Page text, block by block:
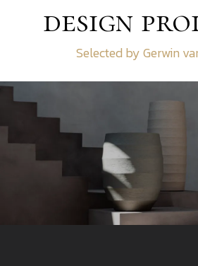
design
Selected by Gerwin